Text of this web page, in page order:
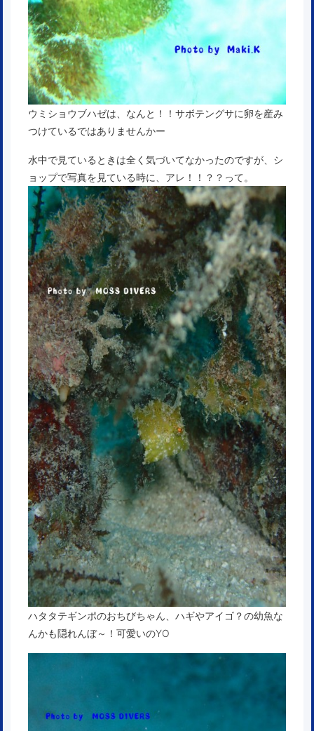
ウミショウブハゼは、なんと！！サボテングサに卵を産み
つけているではありませんかー
水中で見ているときは全く気づいてなかったのですが、シ
ョップで写真を見ている時に、アレ！！？？って。
ハタタテギンポのおちびちゃん、ハギやアイゴ？の幼魚な
んかも隠れんぼ～！可愛いのYO